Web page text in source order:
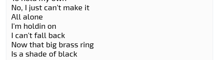
No, I just can't make it
All alone
I'm holdin on
I can't fall back
Now that big brass ring
Is a shade of black